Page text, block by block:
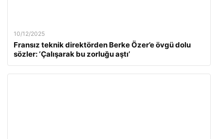
10/12/2025
Fransız teknik direktörden Berke Özer’e övgü dolu
sözler: ‘Çalışarak bu zorluğu aştı’